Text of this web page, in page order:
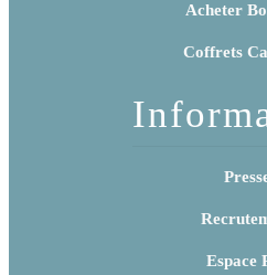
Acheter
Coffrets
Espace